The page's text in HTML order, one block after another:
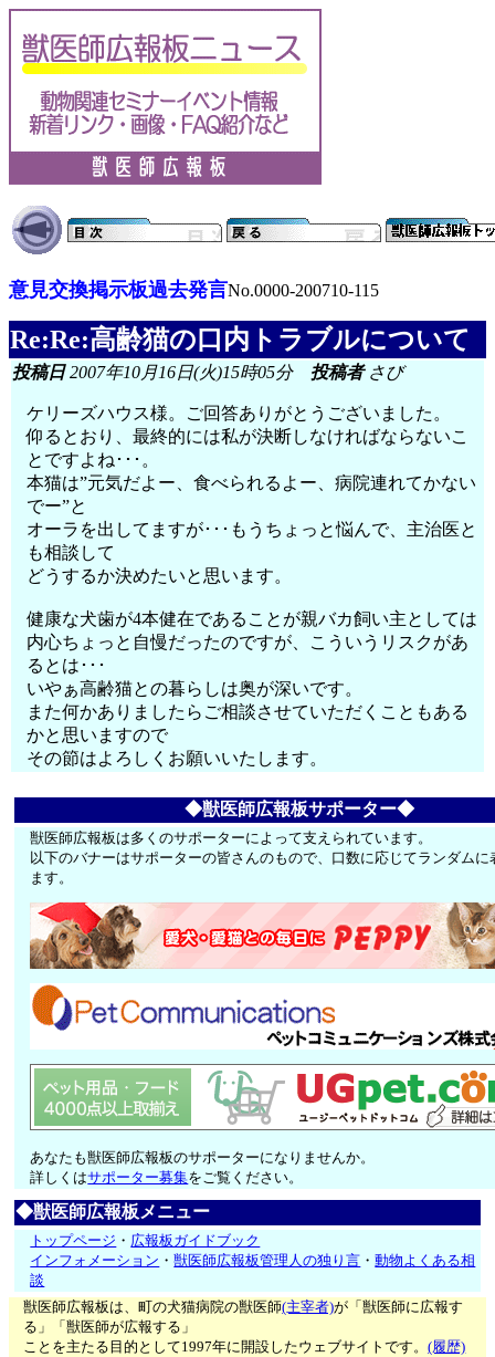
意見交換掲示板過去発言No.0000-200710-115
Re:Re:高齢猫の口内トラブルについて
投稿日2007年10月16日(火)15時05分 投稿者さび
ケリーズハウス様。ご回答ありがとうございました。
仰るとおり、最終的には私が決断しなければならないこ
とですよね･･･。
本猫は”元気だよー、食べられるよー、病院連れてかない
でー”と
オーラを出してますが･･･もうちょっと悩んで、主治医と
も相談して
どうするか決めたいと思います。
健康な犬歯が4本健在であることが親バカ飼い主としては
内心ちょっと自慢だったのですが、こういうリスクがあ
るとは･･･
いやぁ高齢猫との暮らしは奥が深いです。
また何かありましたらご相談させていただくこともある
かと思いますので
その節はよろしくお願いいたします。
◆獣医師広報板サポーター◆
獣医師広報板は多くのサポーターによって支えられています。
以下のバナーはサポーターの皆さんのもので、口数に応じてランダムに
ます。
あなたも獣医師広報板のサポーターになりませんか。
詳しくはサポーター募集をご覧ください。
◆獣医師広報板メニュー
トップページ ・ 広報板ガイドブック
インフォメーション ・獣医師広報板管理人の独り言 ・動物よくある相
談
獣医師広報板は、町の犬猫病院の獣医師(主宰者)が「獣医師に広報す
る」「獣医師が広報する」
ことを主たる目的として1997年に開設したウェブサイトです。(履歴)